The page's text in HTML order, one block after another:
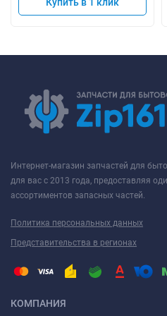
Интернет-магазин запчастей для
для вас с 2013 года, предоставляя
ассортиментов запасных частей.
Политика персональных данных
Представительства в регионах
КОМПАНИЯ